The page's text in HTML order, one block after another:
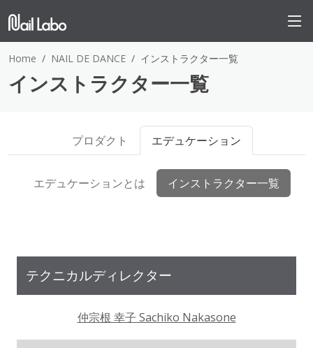
Home NAIL DE DANCE インストラクター一覧
インストラクター一覧
プロダクト エデュケーション
エデュケーションとは インストラクター一覧
テクニカルディレクター
仲宗根 幸子 Sachiko Nakasone